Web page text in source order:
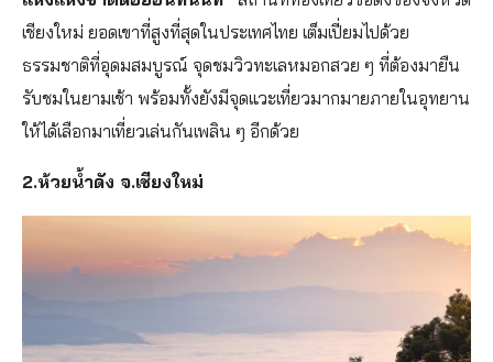
เชียงใหม่ ยอดเขาที่สูงที่สุดในประเทศไทย เต็มเปี่ยมไปด้วย
ธรรมชาติที่อุดมสมบูรณ์ จุดชมวิวทะเลหมอกสวย ๆ ที่ต้องมายืน
รับชมในยามเช้า พร้อมทั้งยังมีจุดแวะเที่ยวมากมายภายในอุทยาน
ให้ได้เลือกมาเที่ยวเล่นกันเพลิน ๆ อีกด้วย
2.ห้วยน้ำดัง จ.เชียงใหม่